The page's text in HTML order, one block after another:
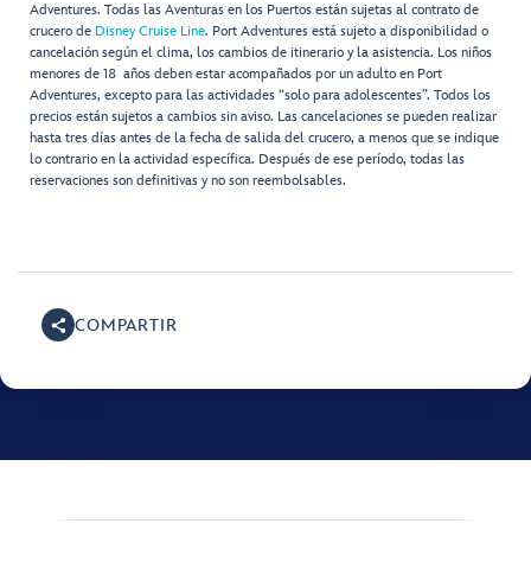
Adventures. Todas las Aventuras en los Puertos están sujetas al contrato de
crucero de Disney Cruise Line. Port Adventures está sujeto a disponibilidad o
cancelación según el clima, los cambios de itinerario y la asistencia. Los niños
menores de 18 años deben estar acompañados por un adulto en Port
Adventures, excepto para las actividades “solo para adolescentes”. Todos los
precios están sujetos a cambios sin aviso. Las cancelaciones se pueden realizar
hasta tres días antes de la fecha de salida del crucero, a menos que se indique
lo contrario en la actividad específica. Después de ese período, todas las
reservaciones son definitivas y no son reembolsables.
COMPARTIR